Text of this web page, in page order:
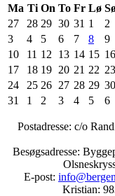
Ma Ti On To Fr Lø
27
28 29 30 31 1
2
3
4 5 6 7 8
9
10
11 12 13 14 15 16
17
18 19 20 21 22 23
24
25 26 27 28 29 30
31
1 2 3 4 5 6
Postadresse: c/o
Besøgsadresse:
E-post:
Kristian: